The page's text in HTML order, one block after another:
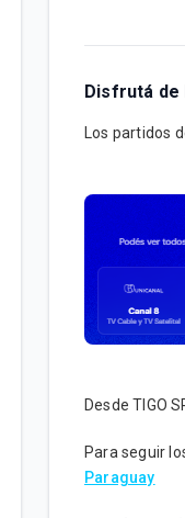
Disfrutá de
Los partidos
Desde TIGO
Para seguir
Paraguay